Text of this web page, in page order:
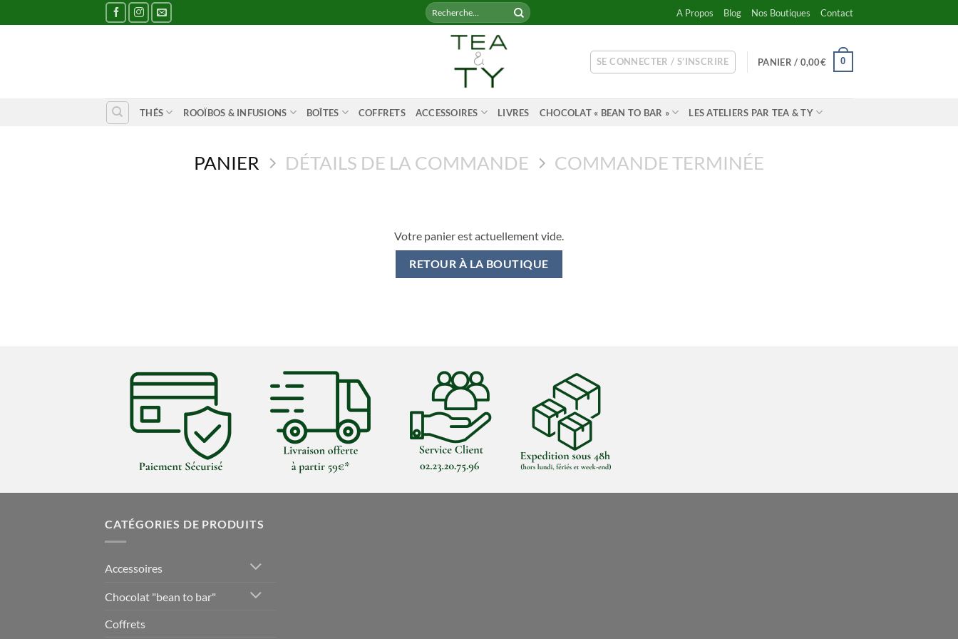
au
Recherche
pour :
A Propos Blog Nos Boutiques Contact
SE CONNECTER / S’INSCRIRE PANIER / 0,00€ 0
THÉS ROOÏBOS & INFUSIONS BOÎTES COFFRETS ACCESSOIRES LIVRES CHOCOLAT « BEAN TO BAR » LES ATELIERS PAR TEA & TY
PANIER DÉTAILS DE LA COMMANDE COMMANDE TERMINÉE
Votre panier est actuellement vide.
RETOUR À LA BOUTIQUE
CATÉGORIES DE PRODUITS
Accessoires
Chocolat "bean to bar"
Coffrets